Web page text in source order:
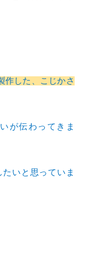
作した、こじかさ
が伝わってきま
たいと思っていま